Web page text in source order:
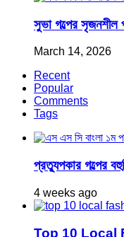
সুভা গল্পের
March 14, 2026
Recent
Popular
Comments
Tags
প্রত্যুপকার গল্পের
4 weeks ago
Top 10 Local